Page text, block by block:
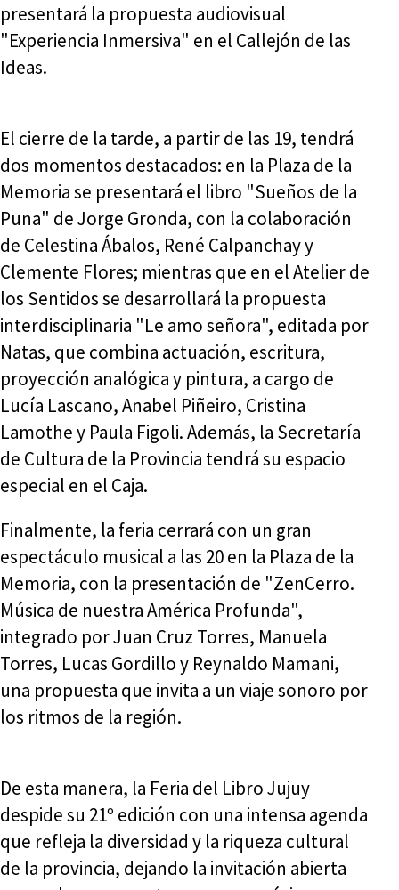
presentará la propuesta audiovisual
"Experiencia Inmersiva" en el Callejón de las
Ideas.
El cierre de la tarde, a partir de las 19, tendrá
dos momentos destacados: en la Plaza de la
Memoria se presentará el libro "Sueños de la
Puna" de Jorge Gronda, con la colaboración
de Celestina Ábalos, René Calpanchay y
Clemente Flores; mientras que en el Atelier de
los Sentidos se desarrollará la propuesta
interdisciplinaria "Le amo señora", editada por
Natas, que combina actuación, escritura,
proyección analógica y pintura, a cargo de
Lucía Lascano, Anabel Piñeiro, Cristina
Lamothe y Paula Figoli. Además, la Secretaría
de Cultura de la Provincia tendrá su espacio
especial en el Caja.
Finalmente, la feria cerrará con un gran
espectáculo musical a las 20 en la Plaza de la
Memoria, con la presentación de "ZenCerro.
Música de nuestra América Profunda",
integrado por Juan Cruz Torres, Manuela
Torres, Lucas Gordillo y Reynaldo Mamani,
una propuesta que invita a un viaje sonoro por
los ritmos de la región.
De esta manera, la Feria del Libro Jujuy
despide su 21º edición con una intensa agenda
que refleja la diversidad y la riqueza cultural
de la provincia, dejando la invitación abierta